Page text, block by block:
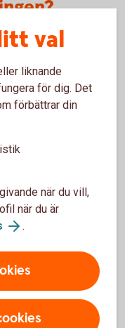
och
och utbetalas
grund av
säljs – om
den köptes.
aktier
på.
val
liknande
för dig. Det
förbättrar din
när du vill,
när du är
.